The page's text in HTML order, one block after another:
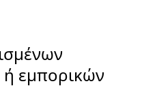
εμπορικών